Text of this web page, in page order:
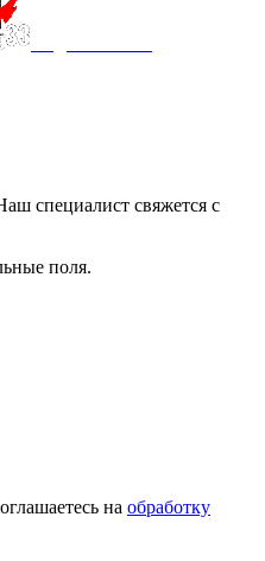
специалист свяжется с
поля.
на обработку